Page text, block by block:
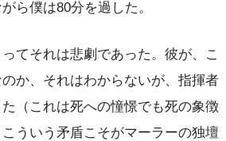
ら僕は80分を過した。
てそれは悲劇であった。彼が、こ
か、それはわからないが、指揮者
（これは死への憧憬でも死の象徴
ういう矛盾こそがマーラーの独壇